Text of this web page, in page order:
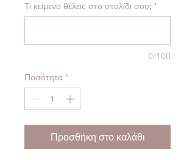
Τι κείμενο θέλεις στο στολίδι σου; *
0/100
Ποσότητα *
Προσθήκη στο καλάθι